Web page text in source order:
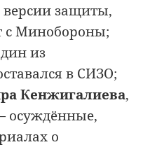
версии защиты,
с Минобороны;
из
в СИЗО;
Кенжигалиева,
осуждённые,
о